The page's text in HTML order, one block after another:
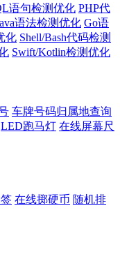
语句检测优化 PHP代
语法检测优化 Go语
化 Shell/Bash代码检测
Swift/Kotlin检测优化
车牌号码归属地查询
LED跑马灯 在线屏幕尺
在线掷硬币 随机排